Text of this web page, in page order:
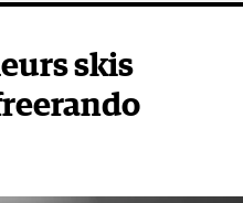
skis